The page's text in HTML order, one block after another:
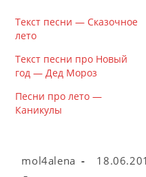
Текст песни — Сказочное
лето
Текст песни про Новый
год — Дед Мороз
Песни про лето —
Каникулы
Автор
mol4alena
Запись